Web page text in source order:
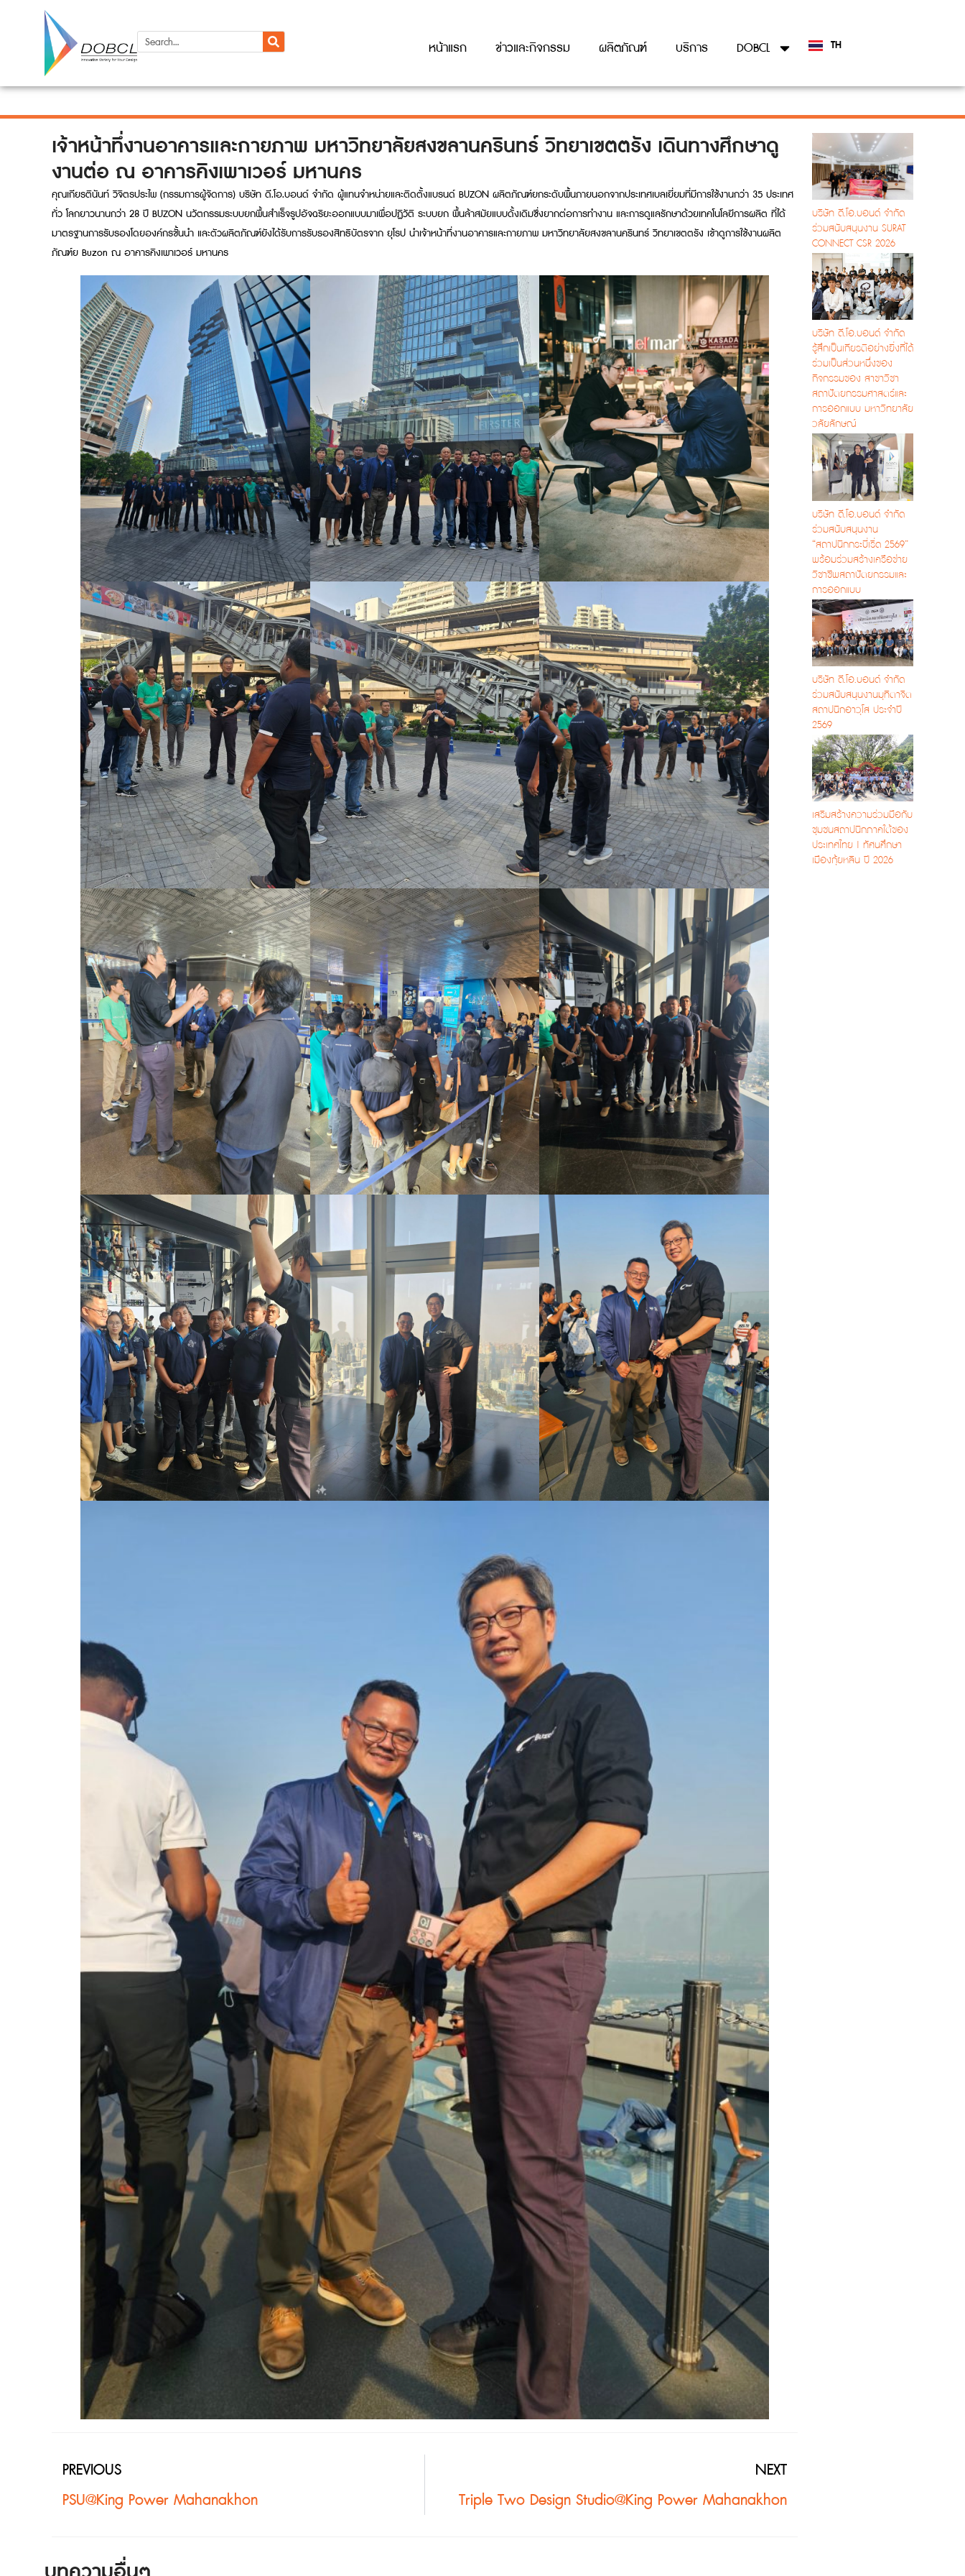
หน้าแรก ข่าวและกิจกรรม ผลิตภัณฑ์ บริการ DOBCL TH
EN
เจ้าหน้าทึ่งานอาคารและกายภาพ มหาวิทยาลัยสงขลานครินทร์ วิทยาเขตตรัง เดินทางศึกษาดู
งานต่อ ณ อาคารคิงเพาเวอร์ มหานคร
คุณเกียรตินันท์ วิจิตรประไพ (กรรมการผู้จัดการ) บริษัท ดี.โอ.บอนด์ จำกัด ผู้แทนจำหน่ายและติดตั้งแบรนด์ BUZON ผลิตภัณฑ์ยกระดับพื้นภายนอกจากประเทศเบลเยี่ยมที่มีการใช้งานกว่า 35 ประเทศ
ทั่ว โลกยาวนานกว่า 28 ปี BUZON นวัตกรรมระบบยกพื้นสำเร็จรูปอัจฉริยะออกแบบมาเพื่อปฏิวัติ ระบบยก พื้นล้าสมัยแบบดั้งเดิมซึ่งยากต่อการทำงาน และการดูแลรักษาด้วยเทคโนโลยีการผลิต ที่ได้
มาตรฐานการรับรองโดยองค์กรชั้นนำ และตัวผลิตภัณฑ์ยังได้รับการรับรองสิทธิบัตรจาก ยุโรป นำเจ้าหน้าทึ่งานอาคารและกายภาพ มหาวิทยาลัยสงขลานครินทร์ วิทยาเขตตรัง เข้าดูการใช้งานผลิต
ภัณฑ์ย Buzon ณ อาคารคิงเพาเวอร์ มหานคร
PREVIOUS
PSU@King Power Mahanakhon
NEXT
Triple Two Design Studio@King Power Mahanakhon
บริษัท ดี.โอ.บอนด์ จำกัด
ร่วมสนับสนุนงาน SURAT
CONNECT CSR 2026
บริษัท ดี.โอ.บอนด์ จำกัด
รู้สึกเป็นเกียรติอย่างยิ่งที่ได้
ร่วมเป็นส่วนหนึ่งของ
กิจกรรมของ สาขาวิชา
สถาปัตยกรรมศาสตร์และ
การออกแบบ มหาวิทยาลัย
วลัยลักษณ์
บริษัท ดี.โอ.บอนด์ จำกัด
ร่วมสนับสนุนงาน
“สถาปนิกกระบี่เริ่ด 2569”
พร้อมร่วมสร้างเครือข่าย
วิชาชีพสถาปัตยกรรมและ
การออกแบบ
บริษัท ดี.โอ.บอนด์ จำกัด
ร่วมสนับสนุนงานมุทิตาจิต
สถาปนิกอาวุโส ประจำปี
2569
เสริมสร้างความร่วมมือกับ
ชุมชนสถาปนิกภาคใต้ของ
ประเทศไทย | ทัศนศึกษา
เมืองกุ้ยหลิน ปี 2026